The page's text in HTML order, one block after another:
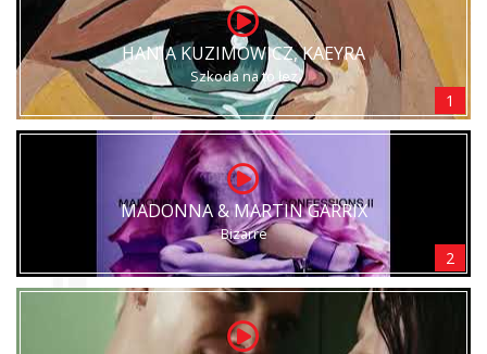
HANIA KUZIMOWICZ, KAEYRA
Szkoda na to łez
1
MADONNA & MARTIN GARRIX
Bizarre
2